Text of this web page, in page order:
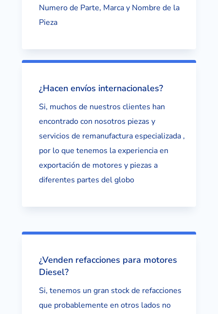
Numero de Parte, Marca y Nombre de la
Pieza
¿Hacen envíos internacionales?
Si, muchos de nuestros clientes han
encontrado con nosotros piezas y
servicios de remanufactura especializada ,
por lo que tenemos la experiencia en
exportación de motores y piezas a
diferentes partes del globo
¿Venden refacciones para motores
Diesel?
Si, tenemos un gran stock de refacciones
que probablemente en otros lados no